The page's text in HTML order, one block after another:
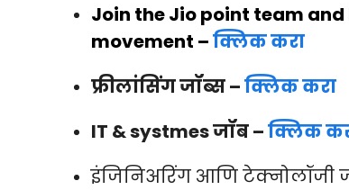
Join the Jio point team
movement –क्लिक करा
फ्रीलांसिंग जॉब्स –क्लिक करा
IT & systmes जॉब –क्लिक
इंजिनिअरिंग आणि टेक्नोलॉजी